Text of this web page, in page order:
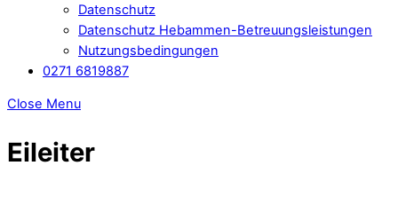
Datenschutz
Datenschutz Hebammen-Betreuungsleistungen
Nutzungsbedingungen
0271 6819887
Close Menu
Eileiter